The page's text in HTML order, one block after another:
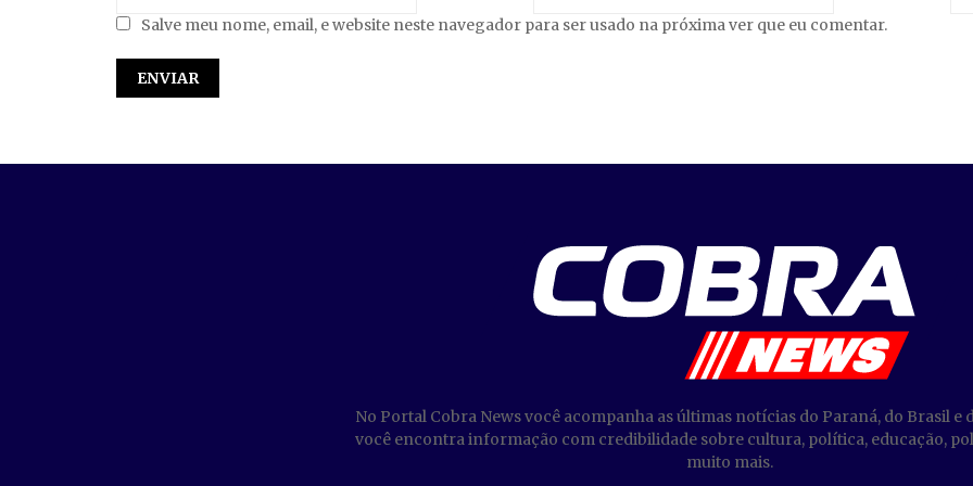
Salve meu nome, email, e website neste navegador para ser usado na próxima ver que eu comentar.
No Portal Cobra News você acompanha as últimas notícias do Paraná, do Brasil e
você encontra informação com credibilidade sobre cultura, política, educação,
muito mais.